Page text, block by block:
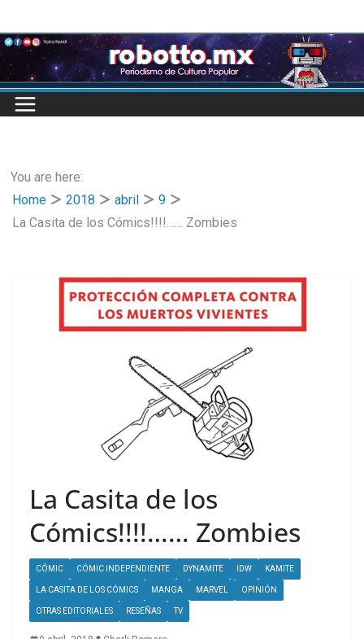
to
content
You are here:
Home
2018 abril
9
La Casita de los Cómics!!!!…… Zombies
La Casita de los
Cómics!!!!…… Zombies
CÓMIC CÓMIC INDEPENDIENTE DYNAMITE IDW KAMITE
LA CASITA DE LOS CÓMICS MANGA MARVEL OPINIÓN
OTRAS EDITORIALES RESEÑAS TV